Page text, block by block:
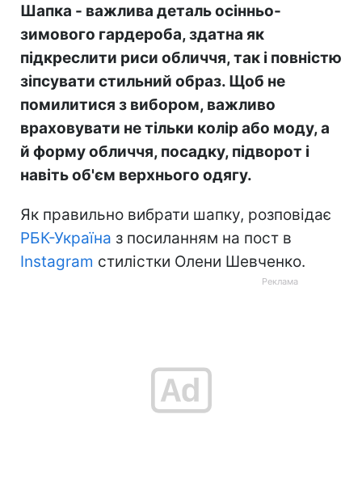
Шапка - важлива деталь осінньо-
зимового гардероба, здатна як
підкреслити риси обличчя, так і повністю
зіпсувати стильний образ. Щоб не
помилитися з вибором, важливо
враховувати не тільки колір або моду, а
й форму обличчя, посадку, підворот і
навіть об'єм верхнього одягу.
Як правильно вибрати шапку, розповідає
РБК-Україна з посиланням на пост в
Instagram стилістки Олени Шевченко.